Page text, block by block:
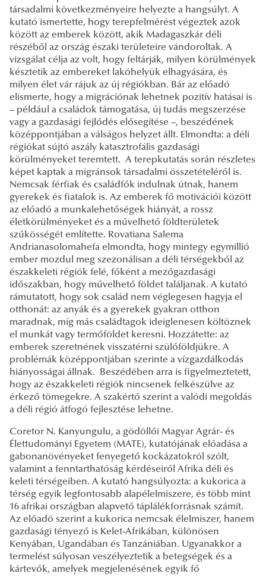
társadalmi következményeire helyezte a hangsúlyt. A
kutató ismertette, hogy terepfelmérést végeztek azok
között az emberek között, akik Madagaszkár déli
részéből az ország északi területeire vándoroltak. A
vizsgálat célja az volt, hogy feltárják, milyen körülmények
késztetik az embereket lakóhelyük elhagyására, és
milyen élet vár rájuk az új régiókban. Bár az előadó
elismerte, hogy a migrációnak lehetnek pozitív hatásai is
– például a családok támogatása, új tudás megszerzése
vagy a gazdasági fejlődés elősegítése –, beszédének
középpontjában a válságos helyzet állt. Elmondta: a déli
régiókat sújtó aszály katasztrofális gazdasági
körülményeket teremtett. A terepkutatás során részletes
képet kaptak a migránsok társadalmi összetételéről is.
Nemcsak férfiak és családfők indulnak útnak, hanem
gyerekek és fiatalok is. Az emberek fő motivációi között
az előadó a munkalehetőségek hiányát, a rossz
életkörülményeket és a művelhető földterületek
szűkösségét említette. Rovatiana Salema
Andrianasolomahefa elmondta, hogy mintegy egymillió
ember mozdul meg szezonálisan a déli térségekből az
északkeleti régiók felé, főként a mezőgazdasági
időszakban, hogy művelhető földet találjanak. A kutató
rámutatott, hogy sok család nem véglegesen hagyja el
otthonát: az anyák és a gyerekek gyakran otthon
maradnak, míg más családtagok ideiglenesen költöznek
el munkát vagy termőföldet keresni. Hozzátette: az
emberek szeretnének visszatérni szülőföldjükre. A
problémák középpontjában szerinte a vízgazdálkodás
hiányosságai állnak. Beszédében arra is figyelmeztetett,
hogy az északkeleti régiók nincsenek felkészülve az
érkező tömegekre. A szakértő szerint a valódi megoldás
a déli régió átfogó fejlesztése lehetne.
Coretor N. Kanyungulu, a gödöllői Magyar Agrár- és
Élettudományi Egyetem (MATE), kutatójának előadása a
gabonanövényeket fenyegető kockázatokról szólt,
valamint a fenntarthatóság kérdéseiről Afrika déli és
keleti térségeiben. A kutató hangsúlyozta: a kukorica a
térség egyik legfontosabb alapélelmiszere, és több mint
16 afrikai országban alapvető táplálékforrásnak számít.
Az előadó szerint a kukorica nemcsak élelmiszer, hanem
gazdasági tényező is Kelet-Afrikában, különösen
Kenyában, Ugandában és Tanzániában. Ugyanakkor a
termelést súlyosan veszélyeztetik a betegségek és a
kártevők, amelyek megjelenésének egyik fő